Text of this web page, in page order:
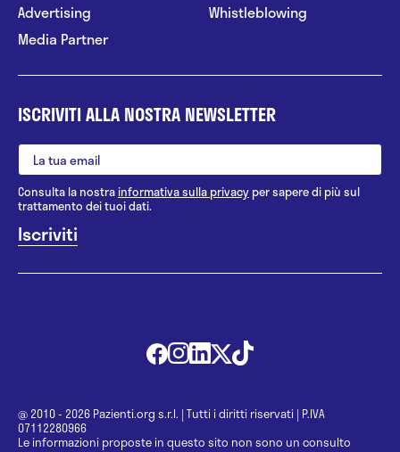
Advertising
Media Partner
Whistleblowing
ISCRIVITI ALLA NOSTRA NEWSLETTER
Consulta la nostrainformativa sulla privacy per sapere di più sul
trattamento dei tuoi dati.
@ 2010 - 2026 Pazienti.org s.r.l. | Tutti i diritti riservati | P.IVA
07112280966
Le informazioni proposte in questo sito non sono un consulto